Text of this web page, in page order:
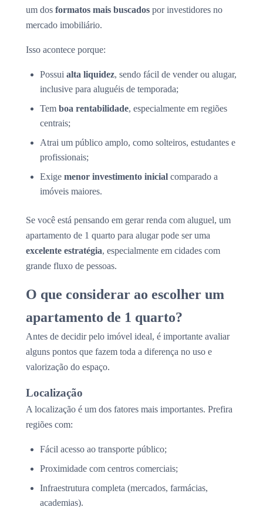
um dos formatos mais buscados por investidores no
mercado imobiliário.
Isso acontece porque:
Possui alta liquidez, sendo fácil de vender ou alugar,
inclusive para aluguéis de temporada;
Tem boa rentabilidade, especialmente em regiões
centrais;
Atrai um público amplo, como solteiros, estudantes e
profissionais;
Exige menor investimento inicial comparado a
imóveis maiores.
Se você está pensando em gerar renda com aluguel, um
apartamento de 1 quarto para alugar pode ser uma
excelente estratégia, especialmente em cidades com
grande fluxo de pessoas.
O que considerar ao escolher um
apartamento de 1 quarto?
Antes de decidir pelo imóvel ideal, é importante avaliar
alguns pontos que fazem toda a diferença no uso e
valorização do espaço.
Localização
A localização é um dos fatores mais importantes. Prefira
regiões com:
Fácil acesso ao transporte público;
Proximidade com centros comerciais;
Infraestrutura completa (mercados, farmácias,
academias).